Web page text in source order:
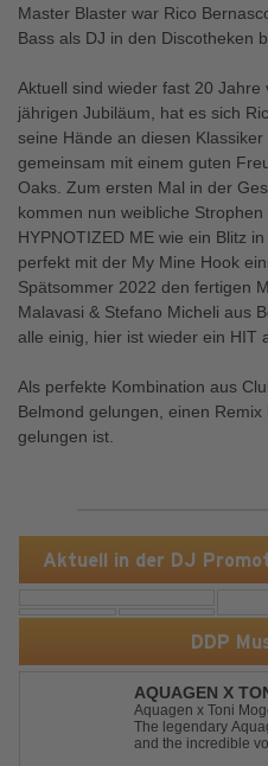
Aktuell in der DJ
DDP
AQUAGEN X
PITCH -
Aquagen x Toni
The legendary
and the incredible
Master Blaster war Rico
Bass als DJ in den Discotheken
Aktuell sind wieder fast 20
jährigen Jubiläum, hat es sich
seine Hände an diesen
gemeinsam mit einem guten
Oaks. Zum ersten Mal in der
kommen nun weibliche
HYPNOTIZED ME wie ein Blitz
perfekt mit der My Mine Hook
Spätsommer 2022 den fertigen
Malavasi & Stefano Micheli aus
alle einig, hier ist wieder ein HIT
Als perfekte Kombination aus
Belmond gelungen, einen
gelungen ist.